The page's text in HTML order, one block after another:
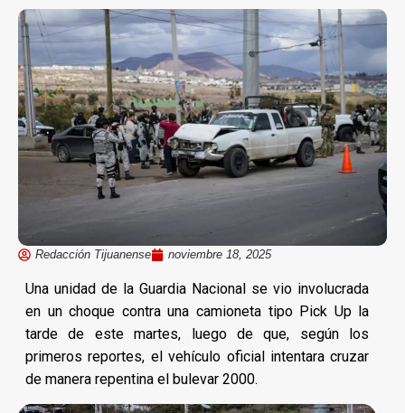
Redacción Tijuanense noviembre 18, 2025
Una unidad de la Guardia Nacional se vio involucrada
en un choque contra una camioneta tipo Pick Up la
tarde de este martes, luego de que, según los
primeros reportes, el vehículo oficial intentara cruzar
de manera repentina el bulevar 2000.